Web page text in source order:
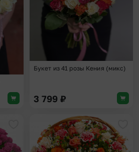
Букет из 41 розы Кения (микс)
3 799 ₽
Добавить в избранное